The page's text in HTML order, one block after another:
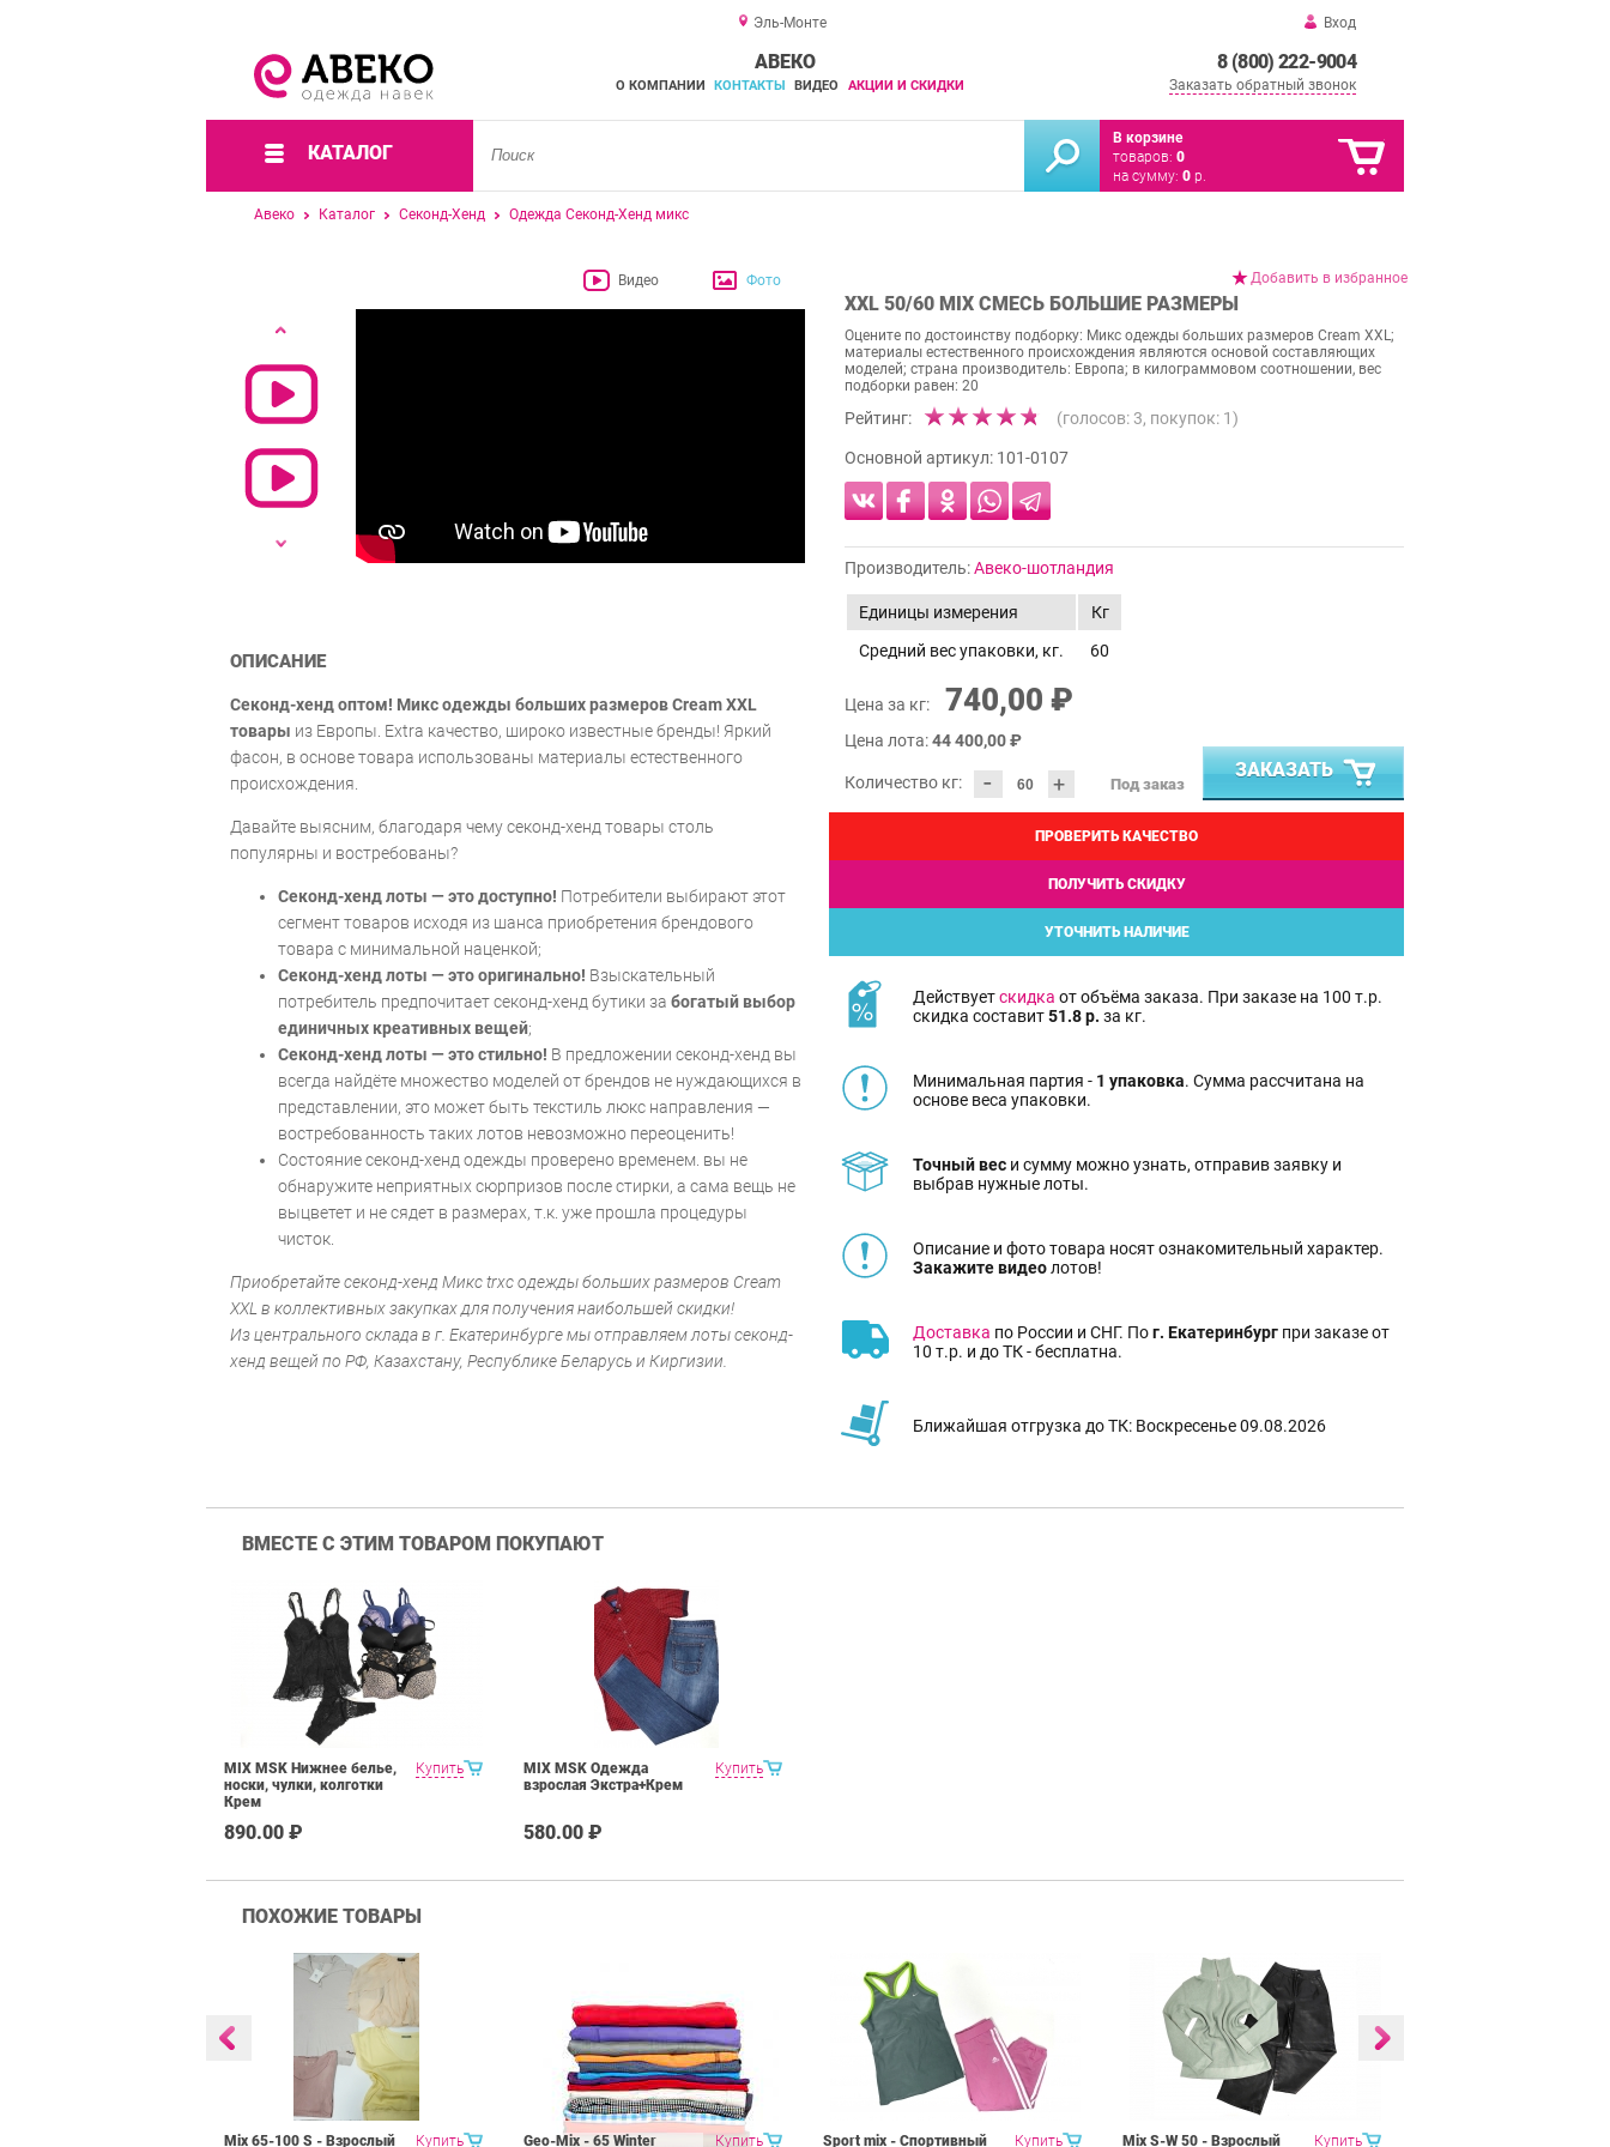
Эль-Монте Вход
8 (800) 222-9004
Заказать обратный звонок
АВЕКО
О КОМПАНИИ КОНТАКТЫ ВИДЕО АКЦИИ И СКИДКИ
КАТАЛОГ
В корзине
товаров: 0
на сумму: 0 р.
Авеко Каталог Секонд-Хенд Одежда Секонд-Хенд микс
Добавить в избранное
XXL 50/60 MIX СМЕСЬ БОЛЬШИЕ РАЗМЕРЫ
Оцените по достоинству подборку: Микс одежды больших размеров Cream XXL;
материалы естественного происхождения являются основой составляющих
моделей; страна производитель: Европа; в килограммовом соотношении, вес
подборки равен: 20
Рейтинг: (голосов: 3, покупок: 1)
Основной артикул: 101-0107
Производитель:Авеко-шотландия
Единицы измерения
Кг
Средний вес упаковки, кг.
60
Цена за кг: 740,00 ₽
Цена лота:44 400,00 ₽
Количество кг: - + Под заказ
ЗАКАЗАТЬ
ПРОВЕРИТЬ КАЧЕСТВО
ПОЛУЧИТЬ СКИДКУ
УТОЧНИТЬ НАЛИЧИЕ
Действуетскидка от объёма заказа. При заказе на 100 т.р.
скидка составит51.8 р. за кг.
Минимальная партия - 1 упаковка. Сумма рассчитана на
основе веса упаковки.
Точный вес и сумму можно узнать, отправив заявку и
выбрав нужные лоты.
Описание и фото товара носят ознакомительный характер.
Закажите видеолотов!
Доставка по России и СНГ. Пог. Екатеринбург при заказе от
10 т.р. и до ТК - бесплатна.
Ближайшая отгрузка до ТК: Воскресенье 09.08.2026
Видео Фото
ОПИСАНИЕ
Секонд-хенд оптом! Микс одежды больших размеров Cream XXL
товары из Европы. Extra качество, широко известные бренды! Яркий
фасон, в основе товара использованы материалы естественного
происхождения.
Давайте выясним, благодаря чему секонд-хенд товары столь
популярны и востребованы?
Секонд-хенд лоты — это доступно! Потребители выбирают этот
сегмент товаров исходя из шанса приобретения брендового
товара с минимальной наценкой;
Секонд-хенд лоты — это оригинально! Взыскательный
потребитель предпочитает секонд-хенд бутики за богатый выбор
единичных креативных вещей;
Секонд-хенд лоты — это стильно! В предложении секонд-хенд вы
всегда найдёте множество моделей от брендов не нуждающихся в
представлении, это может быть текстиль люкс направления —
востребованность таких лотов невозможно переоценить!
Состояние секонд-хенд одежды проверено временем. вы не
обнаружите неприятных сюрпризов после стирки, а сама вещь не
выцветет и не сядет в размерах, т.к. уже прошла процедуры
чисток.
Приобретайте секонд-хенд Микс trxc одежды больших размеров Cream
XXL в коллективных закупках для получения наибольшей скидки!
Из центрального склада в г. Екатеринбурге мы отправляем лоты секонд-
хенд вещей по РФ, Казахстану, Республике Беларусь и Киргизии.
ВМЕСТЕ С ЭТИМ ТОВАРОМ ПОКУПАЮТ
Купить
MIX MSK Нижнее белье,
носки, чулки, колготки
Крем
890.00 ₽
Купить
MIX MSK Одежда
взрослая Экстра+Крем
580.00 ₽
ПОХОЖИЕ ТОВАРЫ
Купить
Mix 65-100 S - Взрослый Купить
Geo-Mix - 65 Winter Купить
Sport mix - Спортивный Купить
Mix S-W 50 - Взрослый